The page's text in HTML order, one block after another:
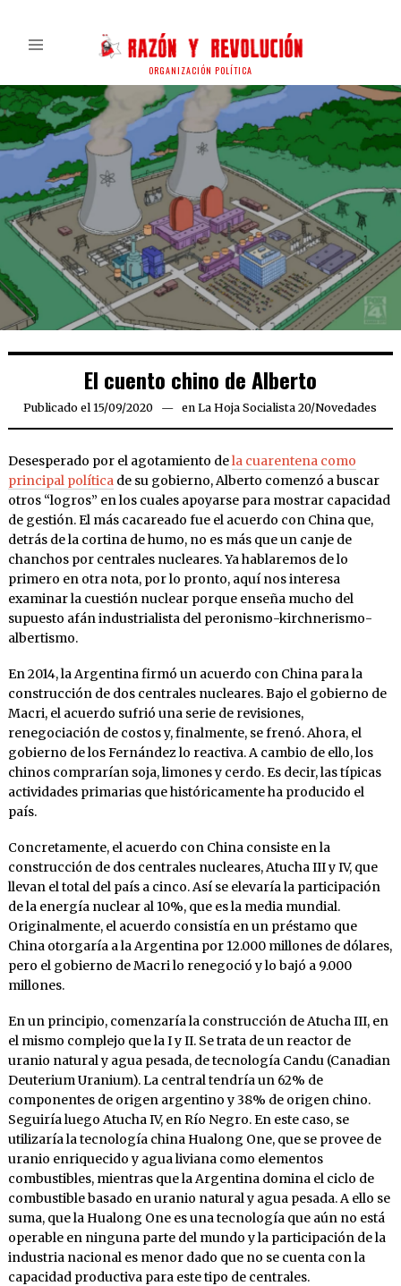
ORGANIZACIÓN POLÍTICA
El cuento chino de Alberto
Publicado el 15/09/2020 15/09/2020
en La Hoja Socialista 20/Novedades
Desesperado por el agotamiento dela cuarentena como
principal políticade su gobierno, Alberto comenzó a buscar
otros “logros” en los cuales apoyarse para mostrar capacidad
de gestión. El más cacareado fue el acuerdo con China que,
detrás de la cortina de humo, no es más que un canje de
chanchos por centrales nucleares. Ya hablaremos de lo
primero en otra nota, por lo pronto, aquí nos interesa
examinar la cuestión nuclear porque enseña mucho del
supuesto afán industrialista del peronismo-kirchnerismo-
albertismo.
En 2014, la Argentina firmó un acuerdo con China para la
construcción de dos centrales nucleares. Bajo el gobierno de
Macri, el acuerdo sufrió una serie de revisiones,
renegociación de costos y, finalmente, se frenó. Ahora, el
gobierno de los Fernández lo reactiva. A cambio de ello, los
chinos comprarían soja, limones y cerdo. Es decir, las típicas
actividades primarias que históricamente ha producido el
país.
Concretamente, el acuerdo con China consiste en la
construcción de dos centrales nucleares, Atucha III y IV, que
llevan el total del país a cinco. Así se elevaría la participación
de la energía nuclear al 10%, que es la media mundial.
Originalmente, el acuerdo consistía en un préstamo que
China otorgaría a la Argentina por 12.000 millones de dólares,
pero el gobierno de Macri lo renegoció y lo bajó a 9.000
millones.
En un principio, comenzaría la construcción de Atucha III, en
el mismo complejo que la I y II. Se trata de un reactor de
uranio natural y agua pesada, de tecnología Candu (Canadian
Deuterium Uranium). La central tendría un 62% de
componentes de origen argentino y 38% de origen chino.
Seguiría luego Atucha IV, en Río Negro. En este caso, se
utilizaría la tecnología china Hualong One, que se provee de
uranio enriquecido y agua liviana como elementos
combustibles, mientras que la Argentina domina el ciclo de
combustible basado en uranio natural y agua pesada. A ello se
suma, que la Hualong One es una tecnología que aún no está
operable en ninguna parte del mundo y la participación de la
industria nacional es menor dado que no se cuenta con la
capacidad productiva para este tipo de centrales.